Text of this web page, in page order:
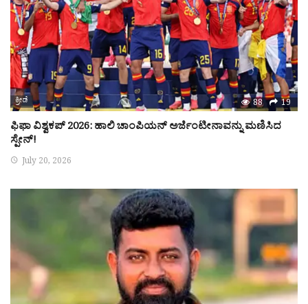
ಕ್ರೀಡೆ 88 19
ಫಿಫಾ ವಿಶ್ವಕಪ್ 2026: ಹಾಲಿ ಚಾಂಪಿಯನ್ ಅರ್ಜೆಂಟೀನಾವನ್ನು ಮಣಿಸಿದ
ಸ್ಪೇನ್!
July 20, 2026